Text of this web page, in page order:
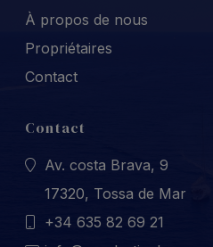
À propos de nous
Propriétaires
Contact
Contact
Av. costa Brava, 9
17320, Tossa de Mar
+34 635 82 69 21